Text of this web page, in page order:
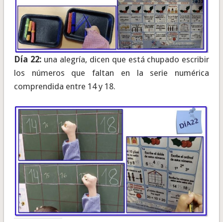
Día 22: una alegría, dicen que está chupado escribir
los números que faltan en la serie numérica
comprendida entre 14 y 18.